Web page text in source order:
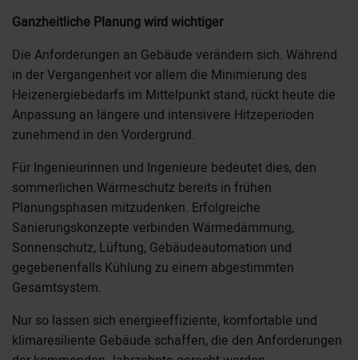
Ganzheitliche Planung wird wichtiger
Die Anforderungen an Gebäude verändern sich. Während
in der Vergangenheit vor allem die Minimierung des
Heizenergiebedarfs im Mittelpunkt stand, rückt heute die
Anpassung an längere und intensivere Hitzeperioden
zunehmend in den Vordergrund.
Für Ingenieurinnen und Ingenieure bedeutet dies, den
sommerlichen Wärmeschutz bereits in frühen
Planungsphasen mitzudenken. Erfolgreiche
Sanierungskonzepte verbinden Wärmedämmung,
Sonnenschutz, Lüftung, Gebäudeautomation und
gegebenenfalls Kühlung zu einem abgestimmten
Gesamtsystem.
Nur so lassen sich energieeffiziente, komfortable und
klimaresiliente Gebäude schaffen, die den Anforderungen